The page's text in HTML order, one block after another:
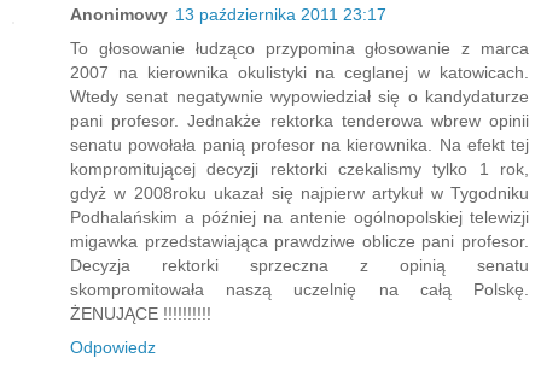
Anonimowy 13 października 2011 23:17
To głosowanie łudząco przypomina głosowanie z marca
2007 na kierownika okulistyki na ceglanej w katowicach.
Wtedy senat negatywnie wypowiedział się o kandydaturze
pani profesor. Jednakże rektorka tenderowa wbrew opinii
senatu powołała panią profesor na kierownika. Na efekt tej
kompromitującej decyzji rektorki czekalismy tylko 1 rok,
gdyż w 2008roku ukazał się najpierw artykuł w Tygodniku
Podhalańskim a później na antenie ogólnopolskiej telewizji
migawka przedstawiająca prawdziwe oblicze pani profesor.
Decyzja rektorki sprzeczna z opinią senatu
skompromitowała naszą uczelnię na całą Polskę.
ŻENUJĄCE !!!!!!!!!!
Odpowiedz